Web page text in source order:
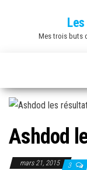
Mes trois buts
Ashdod
mars 21, 2015 3